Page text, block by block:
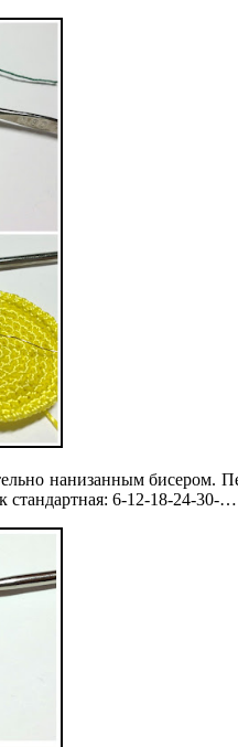
нанизанным
стандартная: 6-12-18-24-30-